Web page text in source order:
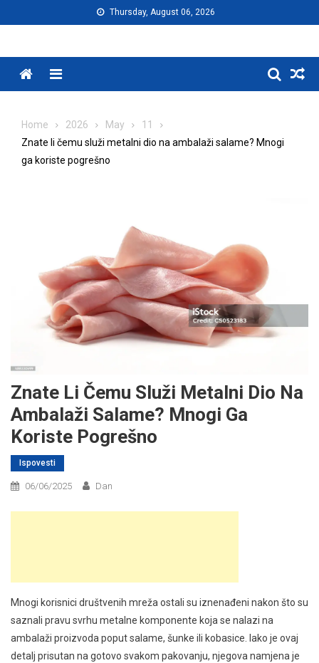
to
Thursday, August 06, 2026
Menu
Home 2026 May
11
Znate li čemu služi metalni dio na ambalaži salame? Mnogi
ga koriste pogrešno
Znate Li Čemu Služi Metalni Dio Na
Ambalaži Salame? Mnogi Ga
Koriste Pogrešno
Ispovesti
06/06/2025 Dan
Mnogi korisnici društvenih mreža ostali su iznenađeni nakon što su
saznali pravu svrhu metalne komponente koja se nalazi na
ambalaži proizvoda poput salame, šunke ili kobasice. Iako je ovaj
detalj prisutan na gotovo svakom pakovanju, njegova namjena je